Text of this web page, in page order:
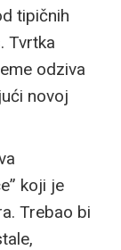
tipičnih
Tvrtka
odziva
novoj
koji je
Trebao bi